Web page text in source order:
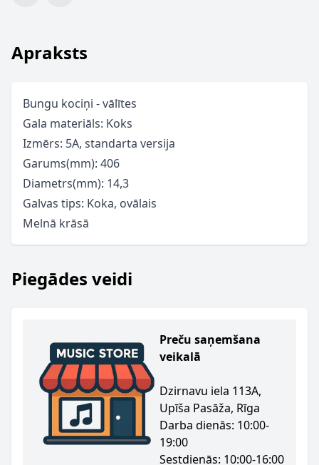
Apraksts
Bungu kociņi - vālītes
Gala materiāls: Koks
Izmērs: 5A, standarta versija
Garums(mm): 406
Diametrs(mm): 14,3
Galvas tips: Koka, ovālais
Melnā krāsā
Piegādes veidi
Preču saņemšana
veikalā
Dzirnavu iela 113A,
Upīša Pasāža, Rīga
Darba dienās: 10:00-
19:00
Sestdienās: 10:00-16:00